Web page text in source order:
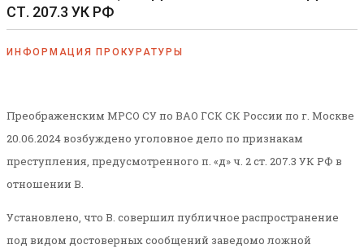
СТ. 207.3 УК РФ
ИНФОРМАЦИЯ ПРОКУРАТУРЫ
Преображенским МРСО СУ по ВАО ГСК СК России по г. Москве
20.06.2024 возбуждено уголовное дело по признакам
преступления, предусмотренного п. «д» ч. 2 ст. 207.3 УК РФ в
отношении В.
Установлено, что В. совершил публичное распространение
под видом достоверных сообщений заведомо ложной